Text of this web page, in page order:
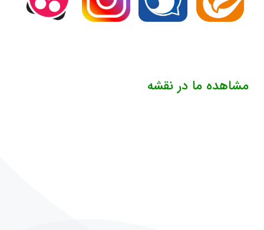
مشاهده ما در نقشه